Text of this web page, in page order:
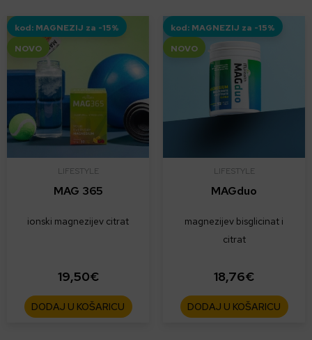
kod: MAGNEZIJ za -15%
NOVO
LIFESTYLE
MAG 365
ionski magnezijev citrat
19,50€
DODAJ U KOŠARICU
kod: MAGNEZIJ za -15%
NOVO
LIFESTYLE
MAGduo
magnezijev bisglicinat i
citrat
18,76€
DODAJ U KOŠARICU